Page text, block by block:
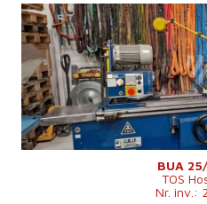
An fabricație:
Sistem de control
Sistem de control Marposs
Diametrul maxim al rectificării
Lungimea maximă de rectificare
Greutatea maximă a piesei de lucru
Dispozitiv pt. rectificare interioară
Dimensiunile mașinii L x l x Î
Geutatea mașinii
BUA
TOS
Nr. inv.: